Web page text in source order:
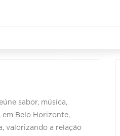
sabor, música,
em Belo Horizonte,
valorizando a relação